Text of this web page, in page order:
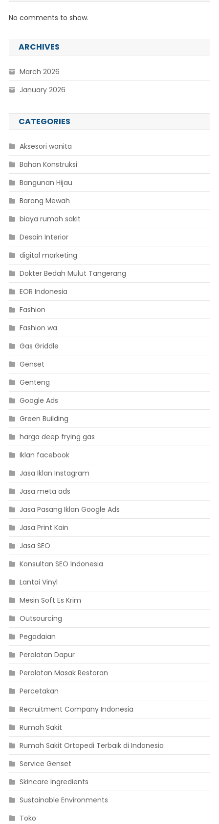
No comments to show.
ARCHIVES
March 2026
January 2026
CATEGORIES
Aksesori wanita
Bahan Konstruksi
Bangunan Hijau
Barang Mewah
biaya rumah sakit
Desain Interior
digital marketing
Dokter Bedah Mulut Tangerang
EOR Indonesia
Fashion
Fashion wa
Gas Griddle
Genset
Genteng
Google Ads
Green Building
harga deep frying gas
Iklan facebook
Jasa Iklan Instagram
Jasa meta ads
Jasa Pasang Iklan Google Ads
Jasa Print Kain
Jasa SEO
Konsultan SEO Indonesia
Lantai Vinyl
Mesin Soft Es Krim
Outsourcing
Pegadaian
Peralatan Dapur
Peralatan Masak Restoran
Percetakan
Recruitment Company Indonesia
Rumah Sakit
Rumah Sakit Ortopedi Terbaik di Indonesia
Service Genset
Skincare Ingredients
Sustainable Environments
Toko